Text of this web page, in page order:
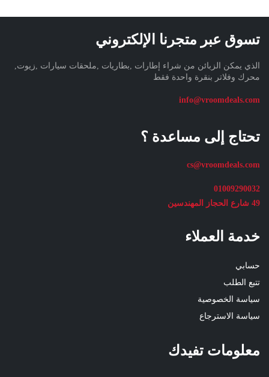
تسوق عبر متجرنا الإلكتروني
الذي يمكن الزبائن من شراء إطارات ,بطاريات ,ملحقات سيارات ,زيوت,
محرك وفلاتر بنقرة واحدة فقط
info@vroomdeals.com
تحتاج إلى مساعدة ؟
cs@vroomdeals.com
01009290032
49 شارع الحجاز المهندسين
خدمة العملاء
حسابي
تتبع الطلب
سياسة الخصوصية
سياسة الاسترجاع
معلومات تفيدك